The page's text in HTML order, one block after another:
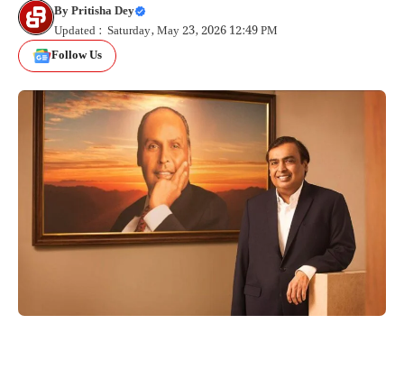
ByPritisha Dey
Updated : Saturday, May 23, 2026 12:49 PM
Follow Us